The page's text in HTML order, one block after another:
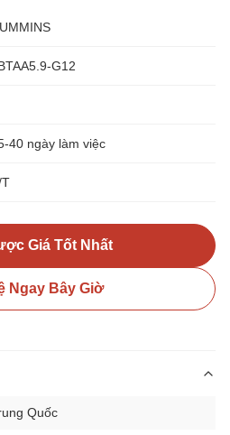
G12
40 ngày làm việc
Giá Tốt Nhất
Ngay Bây Giờ
Quốc